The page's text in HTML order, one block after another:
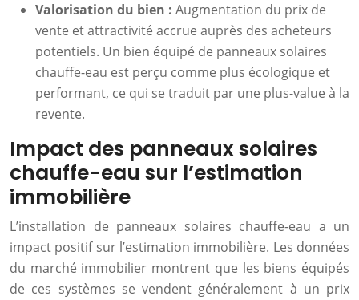
Valorisation du bien : Augmentation du prix de
vente et attractivité accrue auprès des acheteurs
potentiels. Un bien équipé de panneaux solaires
chauffe-eau est perçu comme plus écologique et
performant, ce qui se traduit par une plus-value à la
revente.
Impact des panneaux solaires
chauffe-eau sur l’estimation
immobilière
L’installation de panneaux solaires chauffe-eau a un
impact positif sur l’estimation immobilière. Les données
du marché immobilier montrent que les biens équipés
de ces systèmes se vendent généralement à un prix